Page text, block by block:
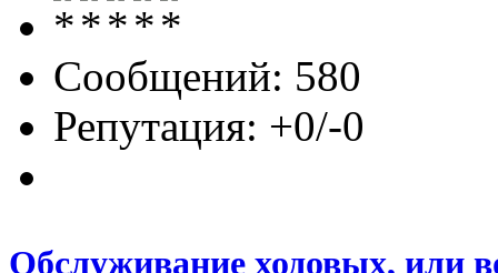
Сообщений: 580
Репутация: +0/-0
Обслуживание ходовых, или